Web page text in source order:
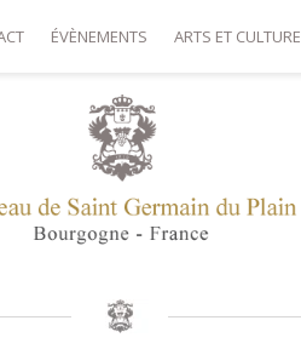
ÉVÈNEMENTS ARTS ET CULTURE